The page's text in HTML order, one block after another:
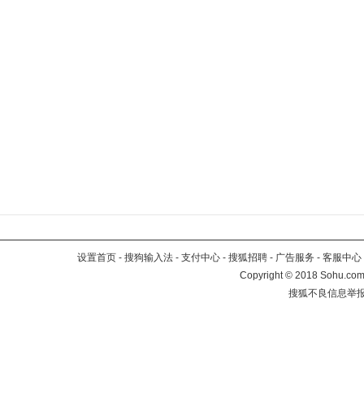
设置首页 - 搜狗输入法 - 支付中心 - 搜狐招聘 - 广告服务 - 客服中心
Copyright©2018
搜狐不良信息举